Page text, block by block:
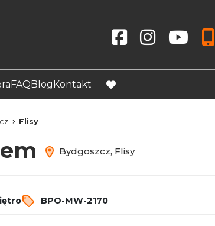
Social linkSocial linkSocial link
FAQBlogKontakt
favorite
Flisy
Bydgoszcz, Flisy
BPO-MW-2170